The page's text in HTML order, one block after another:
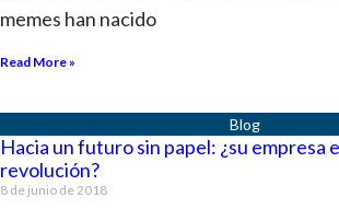
memes han nacido
Read More »
Hacia un futuro sin papel: ¿su empresa
revolución?
8 de junio de 2018